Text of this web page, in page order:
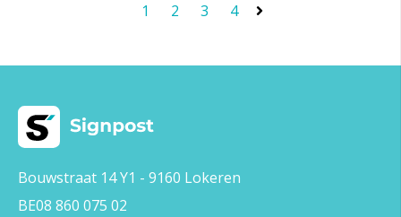
1 2 3 4
Bouwstraat 14 Y1 - 9160 Lokeren
BE08 860 075 02